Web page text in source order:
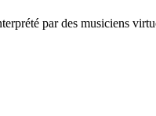
par des musiciens